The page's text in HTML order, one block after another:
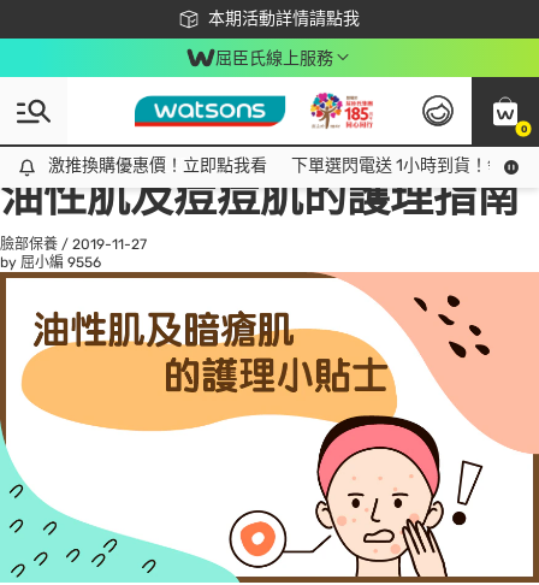
本期活動詳情請點我
下載app最高回饋$350
屈臣氏線上服務
0
激推換購優惠價！立即點我看
激推換購優惠價！立即點我看 下單選閃電送 1小時到貨！領神
All
話題趨勢
油性肌及痘痘肌的護理指南
臉部保養 / 2019-11-27
by 屈小編 9556